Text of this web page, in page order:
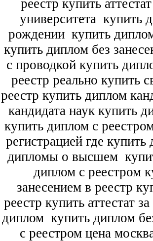
реестр купить
университета купить
рождении купить
купить диплом без
с проводкой купить
реестр реально купить
реестр купить диплом
кандидата наук купить
купить диплом с
регистрацией где купить
дипломы о высшем
диплом с реестром
занесением в реестр
реестр купить аттестат
диплом купить диплом
с реестром цена